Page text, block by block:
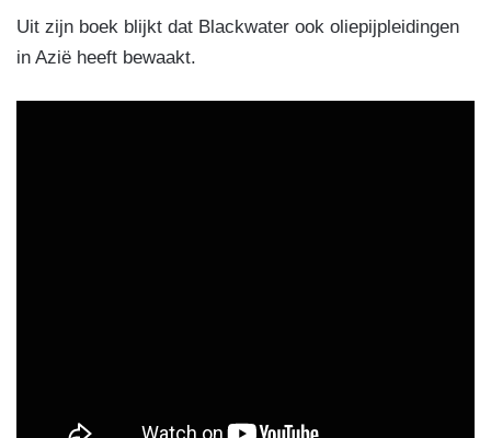
Uit zijn boek blijkt dat Blackwater ook oliepijpleidingen
in Azië heeft bewaakt.